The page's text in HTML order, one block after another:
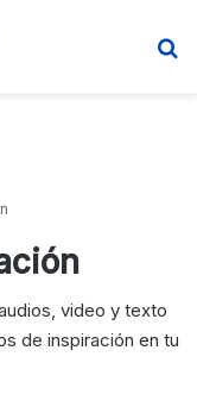
video y texto
de inspiración en tu